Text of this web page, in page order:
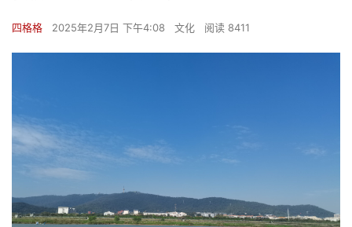
四格格 2025年2月7日 下午4:08 文化 阅读 8411